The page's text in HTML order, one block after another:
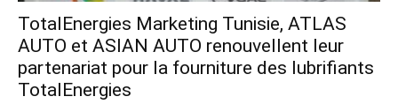
TotalEnergies Marketing Tunisie, ATLAS
AUTO et ASIAN AUTO renouvellent leur
partenariat pour la fourniture des lubrifiants
TotalEnergies